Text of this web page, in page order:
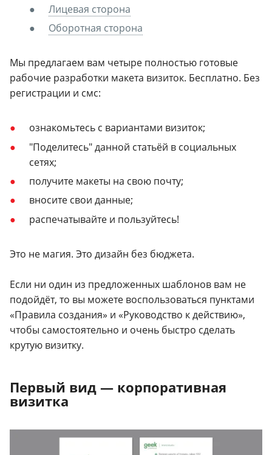
Лицевая сторона
Оборотная сторона
Мы предлагаем вам четыре полностью готовые
рабочие разработки макета визиток. Бесплатно. Без
регистрации и смс:
ознакомьтесь с вариантами визиток;
"Поделитесь" данной статьёй в социальных
сетях;
получите макеты на свою почту;
вносите свои данные;
распечатывайте и пользуйтесь!
Это не магия. Это дизайн без бюджета.
Если ни один из предложенных шаблонов вам не
подойдёт, то вы можете воспользоваться пунктами
«Правила создания» и «Руководство к действию»,
чтобы самостоятельно и очень быстро сделать
крутую визитку.
Первый вид — корпоративная
визитка